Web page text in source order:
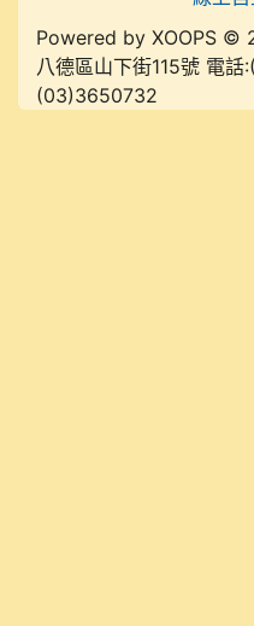
Powered by XOOPS ©
八德區山下街115號 電
(03)3650732